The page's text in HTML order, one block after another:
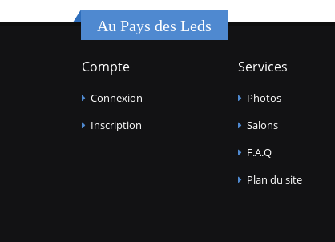
Au Pays des Leds
Compte
Connexion
Inscription
Services
Photos
Salons
F.A.Q
Plan du site